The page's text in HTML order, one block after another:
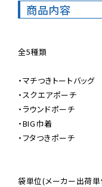
商品内容
全5種類
・マチつきトートバッグ
・スクエアポーチ
・ラウンドポーチ
・BIG巾着
・フタつきポーチ
袋単位(メーカー出荷